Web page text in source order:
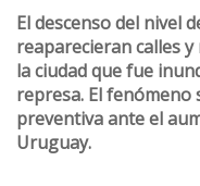
El descenso del nivel
reaparecieran calles
la ciudad que fue
represa. El fenómeno
preventiva ante el
Uruguay.